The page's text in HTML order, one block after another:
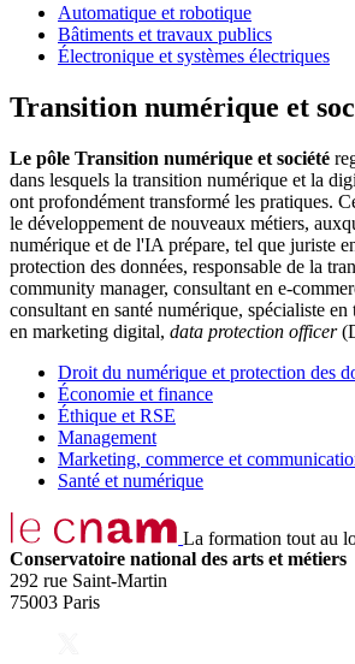
Automatique et robotique
Bâtiments et travaux publics
Électronique et systèmes électriques
Transition numérique et
Le pôle Transition numérique et société
dans lesquels la transition numérique et la
ont profondément transformé les pratiques.
le développement de nouveaux métiers,
numérique et de l'IA prépare, tel que juriste
protection des données, responsable de la
community manager, consultant en e-
consultant en santé numérique, spécialiste
en marketing digital, data protection officer
Droit du numérique et protection des
Économie et finance
Éthique et RSE
Management
Marketing, commerce et
Santé et numérique
La formation tout au
Conservatoire national des arts et métiers
292 rue Saint-Martin
75003 Paris